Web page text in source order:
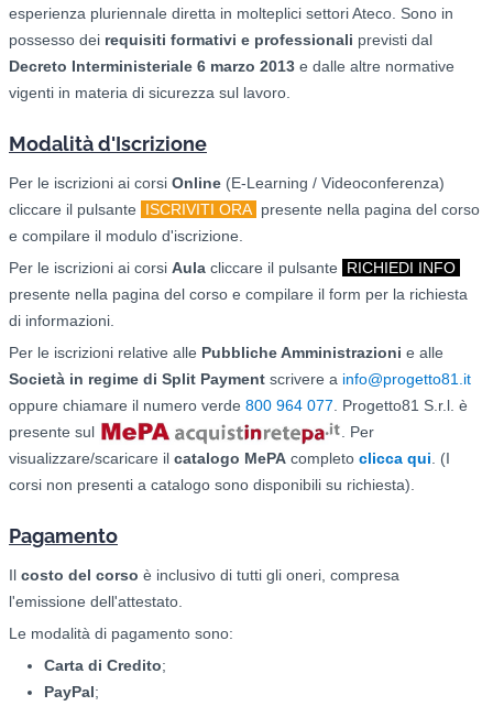
esperienza pluriennale diretta in molteplici settori Ateco. Sono in
possesso dei requisiti formativi e professionali previsti dal
Decreto Interministeriale 6 marzo 2013 e dalle altre normative
vigenti in materia di sicurezza sul lavoro.
Modalità d'Iscrizione
Per le iscrizioni ai corsi Online (E-Learning / Videoconferenza)
cliccare il pulsante
ISCRIVITI ORA presente nella pagina del corso
e compilare il modulo d'iscrizione.
Per le iscrizioni ai corsi Aula cliccare il pulsante
RICHIEDI INFO
presente nella pagina del corso e compilare il form per la richiesta
di informazioni.
Per le iscrizioni relative alle Pubbliche Amministrazioni e alle
Società in regime di Split Payment scrivere a info@progetto81.it
oppure chiamare il numero verde 800 964 077. Progetto81 S.r.l. è
presente sul
. Per
visualizzare/scaricare il catalogo MePA completo clicca qui. (I
corsi non presenti a catalogo sono disponibili su richiesta).
Pagamento
Il costo del corso è inclusivo di tutti gli oneri, compresa
l'emissione dell'attestato.
Le modalità di pagamento sono:
Carta di Credito;
PayPal;